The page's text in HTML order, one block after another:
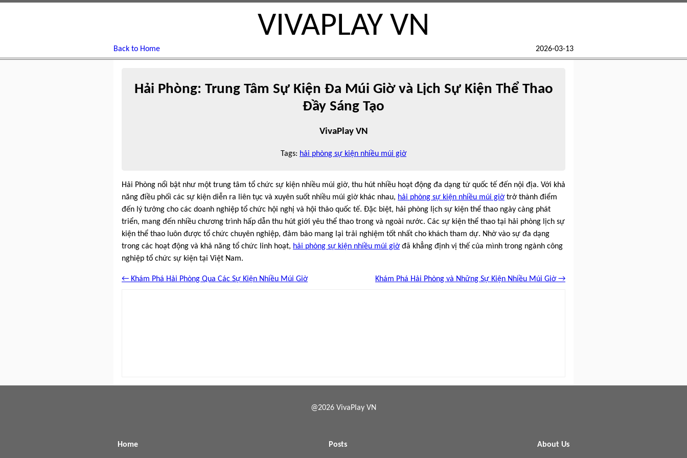
VIVAPLAY VN
Back to Home 2026-03-13
Hải Phòng: Trung Tâm Sự Kiện Đa Múi Giờ và Lịch Sự Kiện Thể Thao
Đầy Sáng Tạo
VivaPlay VN
Tags: hải phòng sự kiện nhiều múi giờ
Hải Phòng nổi bật như một trung tâm tổ chức sự kiện nhiều múi giờ, thu hút nhiều hoạt động đa dạng từ quốc tế đến nội địa. Với khả
năng điều phối các sự kiện diễn ra liên tục và xuyên suốt nhiều múi giờ khác nhau, hải phòng sự kiện nhiều múi giờtrở thành điểm
đến lý tưởng cho các doanh nghiệp tổ chức hội nghị và hội thảo quốc tế. Đặc biệt, hải phòng lịch sự kiện thể thao ngày càng phát
triển, mang đến nhiều chương trình hấp dẫn thu hút giới yêu thể thao trong và ngoài nước. Các sự kiện thể thao tại hải phòng lịch sự
kiện thể thao luôn được tổ chức chuyên nghiệp, đảm bảo mang lại trải nghiệm tốt nhất cho khách tham dự. Nhờ vào sự đa dạng
trong các hoạt động và khả năng tổ chức linh hoạt, hải phòng sự kiện nhiều múi giờđã khẳng định vị thế của mình trong ngành công
nghiệp tổ chức sự kiện tại Việt Nam.
← Khám Phá Hải Phòng Qua Các Sự Kiện Nhiều Múi Giờ Khám Phá Hải Phòng và Những Sự Kiện Nhiều Múi Giờ →
@2026 VivaPlay VN
Home Posts About Us